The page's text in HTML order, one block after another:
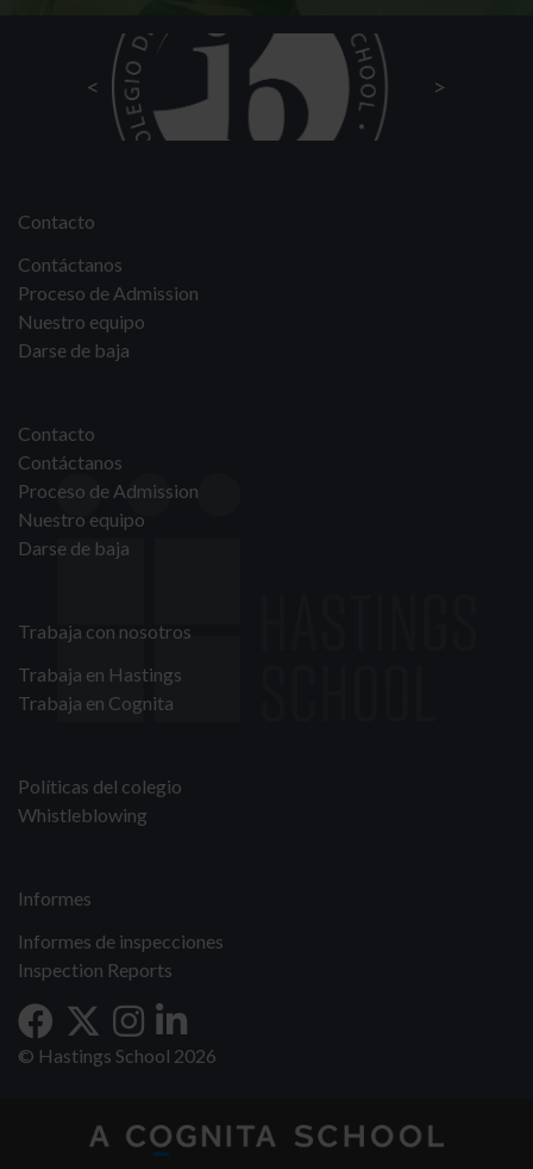
Contacto
Contáctanos
Proceso de Admission
Nuestro equipo
Darse de baja
Contacto
Contáctanos
Proceso de Admission
Nuestro equipo
Darse de baja
Trabaja con nosotros
Trabaja en Hastings
Trabaja en Cognita
Políticas del colegio
Whistleblowing
Informes
Informes de inspecciones
Inspection Reports
© Hastings School 2026